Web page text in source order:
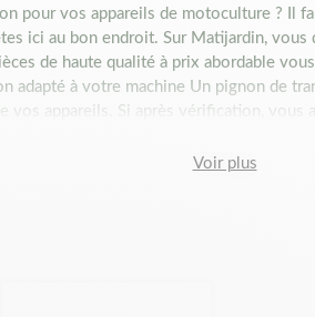
pour vos appareils de motoculture ? Il
ici au bon endroit. Sur Matijardin,
de haute qualité à prix abordable
adapté à votre machine Un pignon de
vos appareils. Si après vérification,
Pour faciliter votre choix, il suffit de
de nouveaux produits afin de répondre
Voir plus